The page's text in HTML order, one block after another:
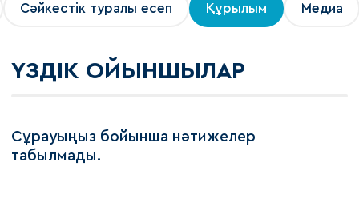
Сәйкестік туралы есеп Құрылым Медиа
ҮЗДІК ОЙЫНШЫЛАР
Сұрауыңыз бойынша нәтижелер
табылмады.